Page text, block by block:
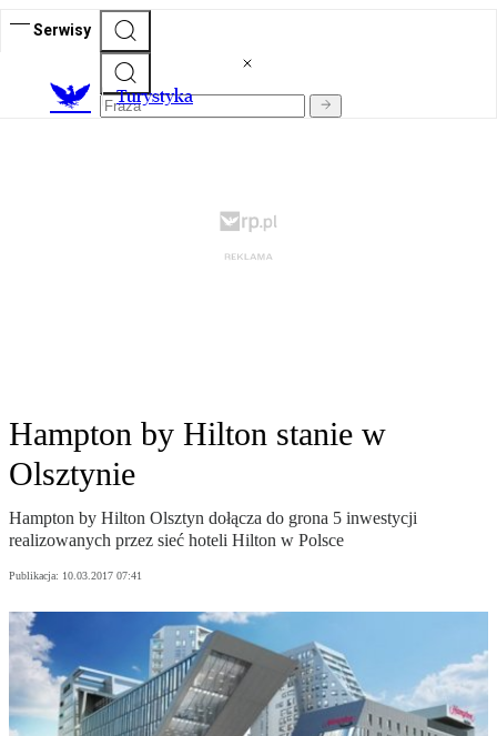
Serwisy
Turystyka
Hampton by Hilton stanie w
Olsztynie
Hampton by Hilton Olsztyn dołącza do grona 5 inwestycji
realizowanych przez sieć hoteli Hilton w Polsce
Publikacja: 10.03.2017 07:41